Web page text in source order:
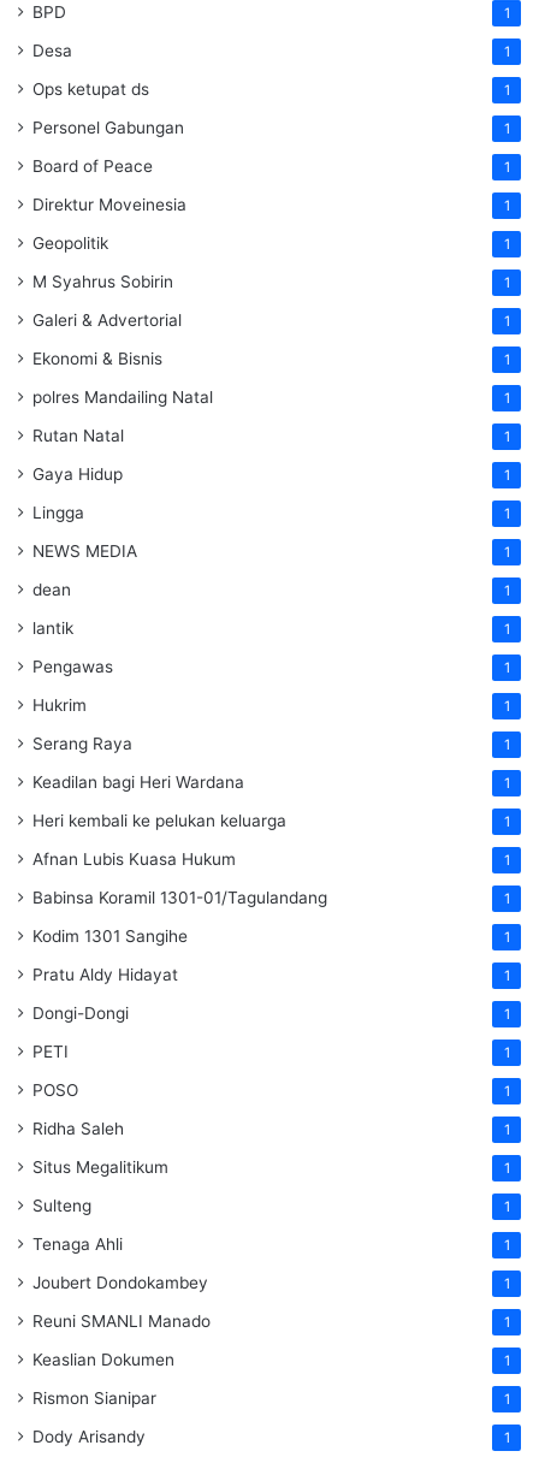
BPD 1
Desa 1
Ops ketupat ds 1
Personel Gabungan 1
Board of Peace 1
Direktur Moveinesia 1
Geopolitik 1
M Syahrus Sobirin 1
Galeri & Advertorial 1
Ekonomi & Bisnis 1
polres Mandailing Natal 1
Rutan Natal 1
Gaya Hidup 1
Lingga 1
NEWS MEDIA 1
dean 1
lantik 1
Pengawas 1
Hukrim 1
Serang Raya 1
Keadilan bagi Heri Wardana 1
Heri kembali ke pelukan keluarga 1
Afnan Lubis Kuasa Hukum 1
Babinsa Koramil 1301-01/Tagulandang 1
Kodim 1301 Sangihe 1
Pratu Aldy Hidayat 1
Dongi-Dongi 1
PETI 1
POSO 1
Ridha Saleh 1
Situs Megalitikum 1
Sulteng 1
Tenaga Ahli 1
Joubert Dondokambey 1
Reuni SMANLI Manado 1
Keaslian Dokumen 1
Rismon Sianipar 1
Dody Arisandy 1